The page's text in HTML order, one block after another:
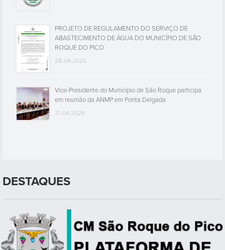
PROJETO DE REGULAMENTO DO SERVIÇO DE
ABASTECIMENTO DE ÁGUA DO MUNICÍPIO DE SÃO
ROQUE DO PICO
28-04-2026
Vice-Presidente do Município de São Roque participa
em reunião da ANMP em Ponta Delgada
21-04-2026
DESTAQUES